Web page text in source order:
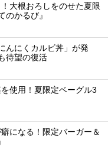
大根おろしをのせた夏限
のかるび』
んにくカルビ丼」が発
待望の復活
使用！夏限定ベーグル3
になる！限定バーガー＆